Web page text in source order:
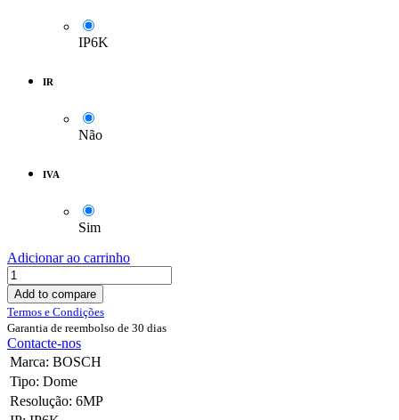
IP6K
IR
Não
IVA
Sim
Adicionar ao carrinho
Add to compare
Termos e Condições
Garantia de reembolso de 30 dias
Contacte-nos
Marca: BOSCH
Tipo: Dome
Resolução: 6MP